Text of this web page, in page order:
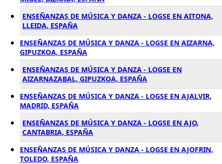
ENSEÑANZAS DE MÚSICA Y DANZA - LOGSE EN AITONA,
LLEIDA, ESPAÑA
ENSEÑANZAS DE MÚSICA Y DANZA - LOGSE EN AIZARNA,
GIPUZKOA, ESPAÑA
ENSEÑANZAS DE MÚSICA Y DANZA - LOGSE EN
AIZARNAZABAL, GIPUZKOA, ESPAÑA
ENSEÑANZAS DE MÚSICA Y DANZA - LOGSE EN AJALVIR,
MADRID, ESPAÑA
ENSEÑANZAS DE MÚSICA Y DANZA - LOGSE EN AJO,
CANTABRIA, ESPAÑA
ENSEÑANZAS DE MÚSICA Y DANZA - LOGSE EN AJOFRIN,
TOLEDO, ESPAÑA